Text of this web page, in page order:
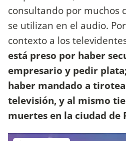
consultando por muchos
se utilizan en el audio.
contexto a los
está preso por haber
empresario y pedir
haber mandado a
televisión, y al mismo
muertes en la ciudad de